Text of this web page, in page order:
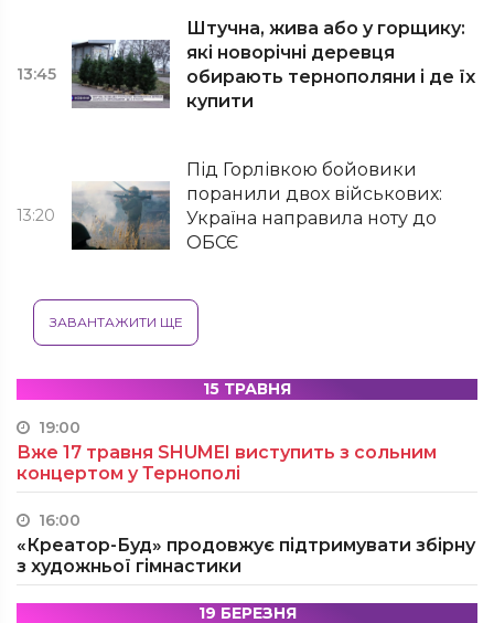
13:45
Штучна, жива або у горщику:
які новорічні деревця
обирають тернополяни і де їх
купити
13:20
Під Горлівкою бойовики
поранили двох військових:
Україна направила ноту до
ОБСЄ
ЗАВАНТАЖИТИ ЩЕ
15 ТРАВНЯ
19:00
Вже 17 травня SHUMEI виступить з сольним
концертом у Тернополі
16:00
«Креатор-Буд» продовжує підтримувати збірну
з художньої гімнастики
19 БЕРЕЗНЯ